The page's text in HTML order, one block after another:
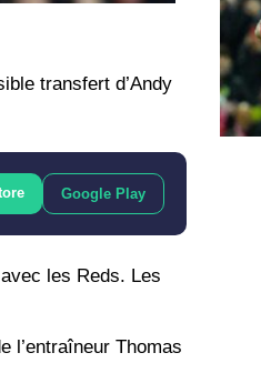
transfert d’Andy
Google Play
les Reds. Les
l’entraîneur Thomas